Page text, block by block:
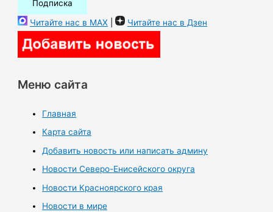
Читайте нас в MAX | Читайте нас в Дзен
Меню сайта
Главная
Карта сайта
Добавить новость или написать админу
Новости Северо-Енисейского округа
Новости Красноярского края
Новости в мире